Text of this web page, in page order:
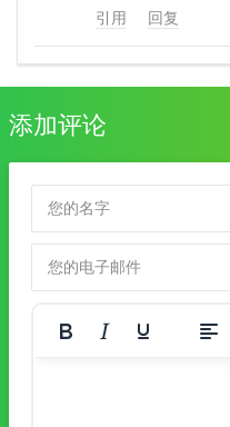
引用
回复
添加评论